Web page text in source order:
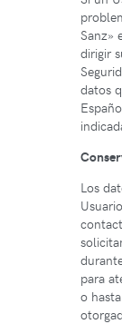
Sanz»
dirigir
datos
Los
para
o